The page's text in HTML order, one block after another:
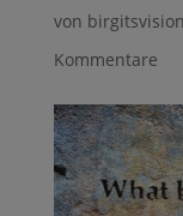
von birgitsvision
Kommentare